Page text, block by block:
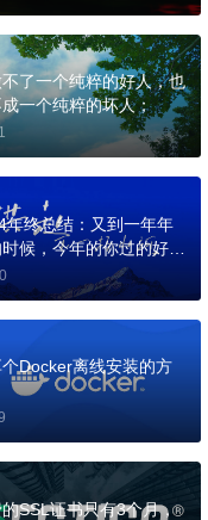
了一个纯粹的好人，也
一个纯粹的坏人；
年终总结：又到一年年
候，今年的你过的好
Docker离线安装的方
SSL证书只有3个月，